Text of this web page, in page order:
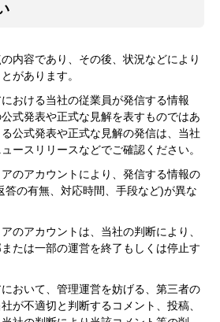
内容であり、その後、状況などにより
があります。
おける当社の従業員が発信する情報
式発表や正式な見解を表すものではあ
公式発表や正式な見解の発信は、当社
ースリリースなどでご確認ください。
のアカウントにより、発信する情報の
答の有無、対応時間、手段など)が異な
のアカウントは、当社の判断により、
たは一部の運営を終了もしくは停止す
おいて、管理運営を妨げる、第三者の
が不適切と判断するコメント、投稿、